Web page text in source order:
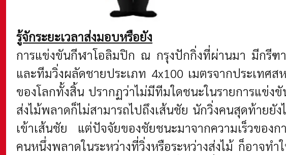
รู้จักระยะเวลาส่งมอบหรือยัง
การแข่งขันกีฬาโอลิมปิก ณ กรุงปักกิ่งที่ผ่านมา มีกรีฑ
และทีมวิ่งผลัดชายประเภท 4x100 เมตรจากประเทศ
ของโลกทั้งสิ้น ปรากฏว่าไม่มีทีมใดชนะในรายการแข่ง
ส่งไม้พลาดก็ไม่สามารถไปถึงเส้นชัย นักวิ่งคนสุดท้ายยั
เข้าเส้นชัย แต่ปัจจัยของชัยชนะมาจากความเร็วของ
คนหนึ่งพลาดในระหว่างที่วิ่งหรือระหว่างส่งไม้ ก็อาจ